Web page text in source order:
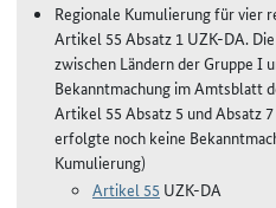
Regionale Kumulierung für vier
Artikel 55 Absatz 1 UZK-DA.
zwischen Ländern der Gruppe I
Bekanntmachung im Amtsblatt
Artikel 55 Absatz 5 und Absatz
erfolgte noch keine
Kumulierung)
Artikel 55 UZK-DA